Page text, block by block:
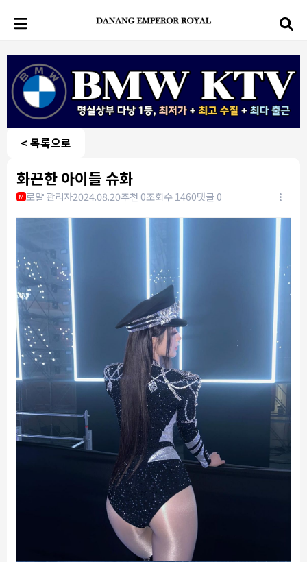
< 목록으로
화끈한 아이들 슈화
M 로얄 관리자2024.08.20추천 0조회수 1460댓글 0